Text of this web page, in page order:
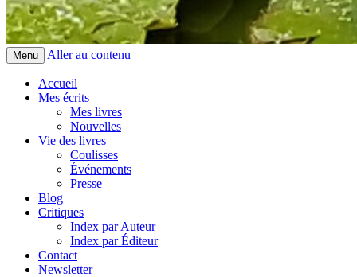
Menu Aller au contenu
Accueil
Mes écrits
Mes livres
Nouvelles
Vie des livres
Coulisses
Événements
Presse
Blog
Critiques
Index par Auteur
Index par Éditeur
Contact
Newsletter